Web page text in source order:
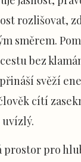
rozlišovat,
směrem.
bez
přináší svěží
cítí
prostor pro